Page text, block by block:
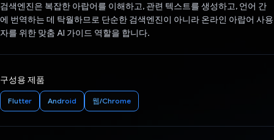
검색엔진은 복잡한 아랍어를 이해하고, 관련 텍스트를 생성하고, 언어 간
에 번역하는 데 탁월하므로 단순한 검색엔진이 아니라 온라인 아랍어 사용
자를 위한 맞춤 AI 가이드 역할을 합니다.
구성용 제품
Flutter Android 웹/Chrome